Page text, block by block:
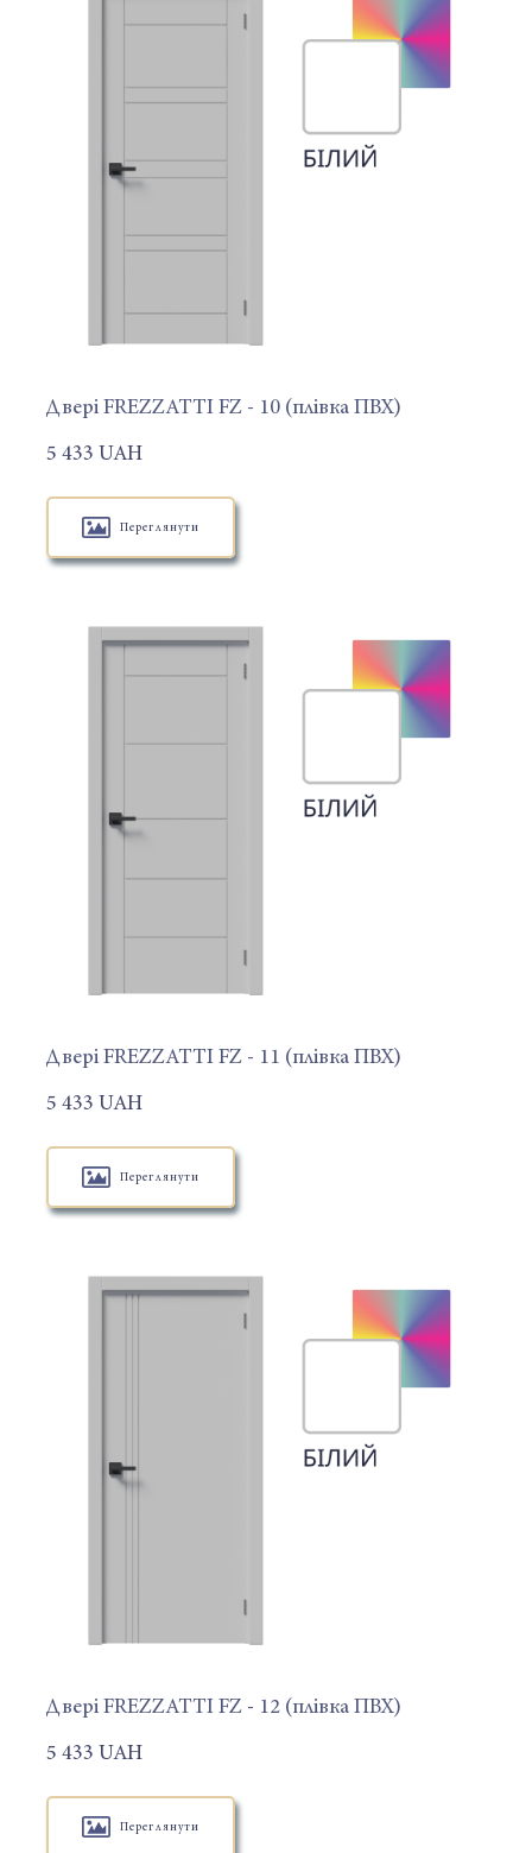
Двері FREZZATTI FZ - 10 (плівка ПВХ)
5 433 UAH
Переглянути
Двері FREZZATTI FZ - 11 (плівка ПВХ)
5 433 UAH
Переглянути
Двері FREZZATTI FZ - 12 (плівка ПВХ)
5 433 UAH
Переглянути